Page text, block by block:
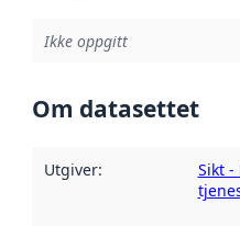
Ikke oppgitt
Om datasettet
Utgiver:
Sikt -